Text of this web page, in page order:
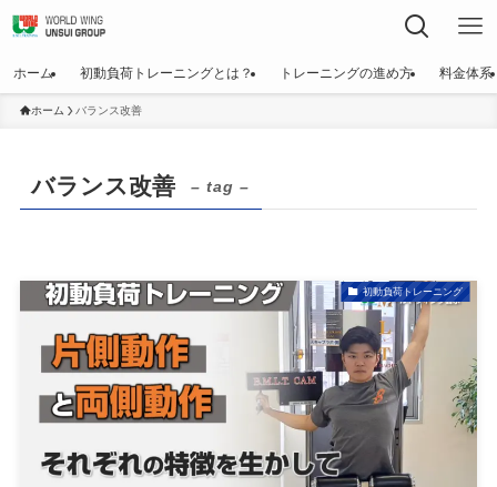
ホーム 初動負荷トレーニングとは？ トレーニングの進め方 料金体系
ホーム バランス改善
バランス改善 – tag –
初動負荷トレーニング